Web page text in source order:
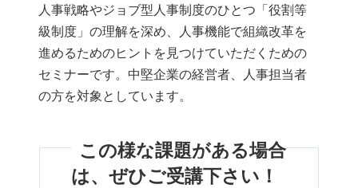
人事戦略やジョブ型人事制度のひとつ「役割等
級制度」の理解を深め、人事機能で組織改革を
進めるためのヒントを見つけていただくための
セミナーです。中堅企業の経営者、人事担当者
の方を対象としています。
この様な課題がある場合
は、ぜひご受講下さい！